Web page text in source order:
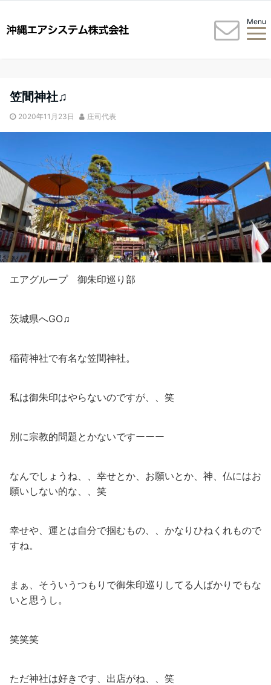
Menu
笠間神社♫
2020年11月23日 庄司代表
エアグループ 御朱印巡り部
茨城県へGO♫
稲荷神社で有名な笠間神社。
私は御朱印はやらないのですが、、笑
別に宗教的問題とかないですーーー
なんでしょうね、、幸せとか、お願いとか、神、仏にはお
願いしない的な、、笑
幸せや、運とは自分で掴むもの、、かなりひねくれもので
すね。
まぁ、そういうつもりで御朱印巡りしてる人ばかりでもな
いと思うし。
笑笑笑
ただ神社は好きです、出店がね、、笑